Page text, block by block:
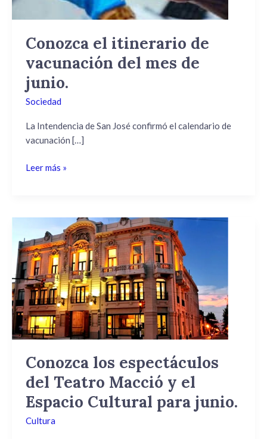
Conozca el itinerario de
vacunación del mes de
junio.
Sociedad
La Intendencia de San José confirmó el calendario de
vacunación […]
junio.
Leer más »
Conozca los espectáculos
del Teatro Macció y el
Espacio Cultural para junio.
Cultura
los
espectáculos
del
Teatro
Macció
y
el
Espacio
para
junio.